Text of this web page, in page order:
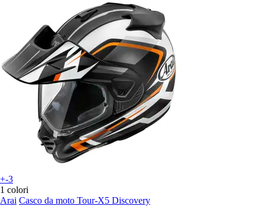
+-3
1 colori
Arai Casco da moto Tour-X5 Discovery